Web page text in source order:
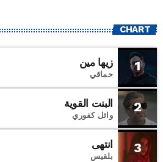
CHART
1 زيها مين
حماقي
2 البنت القوية
وائل كفوري
3 انتهى
بلقيس